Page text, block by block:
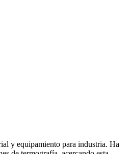
y equipamiento para industria. Ha